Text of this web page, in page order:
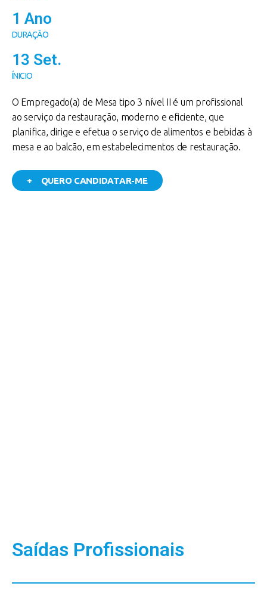
1 Ano
DURAÇÃO
13 Set.
ÍNICIO
O Empregado(a) de Mesa tipo 3 nível II é um profissional
ao serviço da restauração, moderno e eficiente, que
planifica, dirige e efetua o serviço de alimentos e bebidas à
mesa e ao balcão, em estabelecimentos de restauração.
+ QUERO CANDIDATAR-ME
Saídas Profissionais